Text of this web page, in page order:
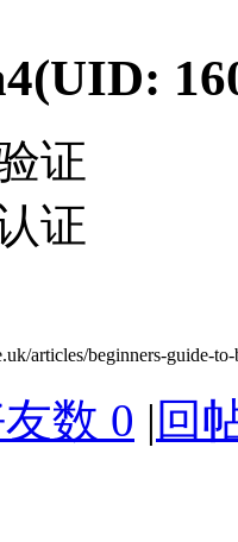
(UID:
证
证
articles/beginners-guide-
数 0 | 回